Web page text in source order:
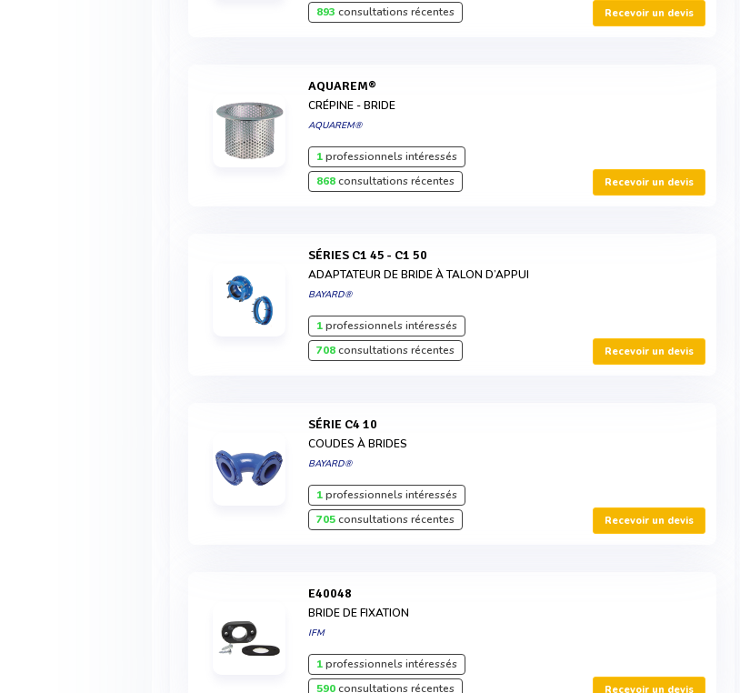
893 consultations récentes Recevoir un devis
AQUAREM®
CRÉPINE - BRIDE
AQUAREM®
1professionnels intéressés
868consultations récentes Recevoir un devis
SÉRIES C1 45 - C1 50
ADAPTATEUR DE BRIDE À TALON D’APPUI
BAYARD®
1professionnels intéressés
708consultations récentes Recevoir un devis
SÉRIE C4 10
COUDES À BRIDES
BAYARD®
1professionnels intéressés
705consultations récentes Recevoir un devis
E40048
BRIDE DE FIXATION
IFM
1professionnels intéressés
590consultations récentes Recevoir un devis